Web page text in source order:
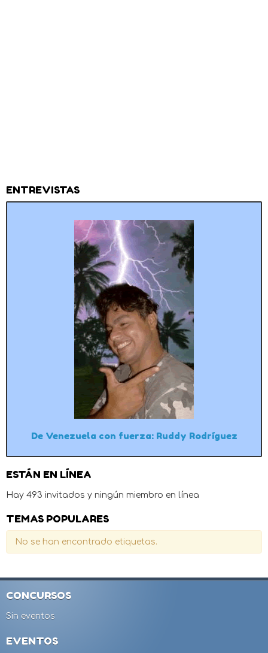
ENTREVISTAS
De Venezuela con fuerza: Ruddy Rodríguez
ESTÁN EN LÍNEA
Hay 493 invitados y ningún miembro en línea
TEMAS POPULARES
No se han encontrado etiquetas.
CONCURSOS
Sin eventos
EVENTOS